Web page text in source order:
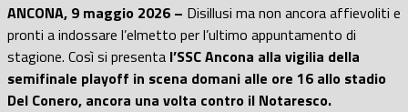
ANCONA, 9 maggio 2026 – Disillusi ma non ancora affievoliti e
pronti a indossare l’elmetto per l’ultimo appuntamento di
stagione. Così si presenta l’SSC Ancona alla vigilia della
semifinale playoff in scena domani alle ore 16 allo stadio
Del Conero, ancora una volta contro il Notaresco.